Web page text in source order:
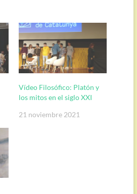
Vídeo Filosófico: Platón y
los mitos en el siglo XXI
21 noviembre 2021